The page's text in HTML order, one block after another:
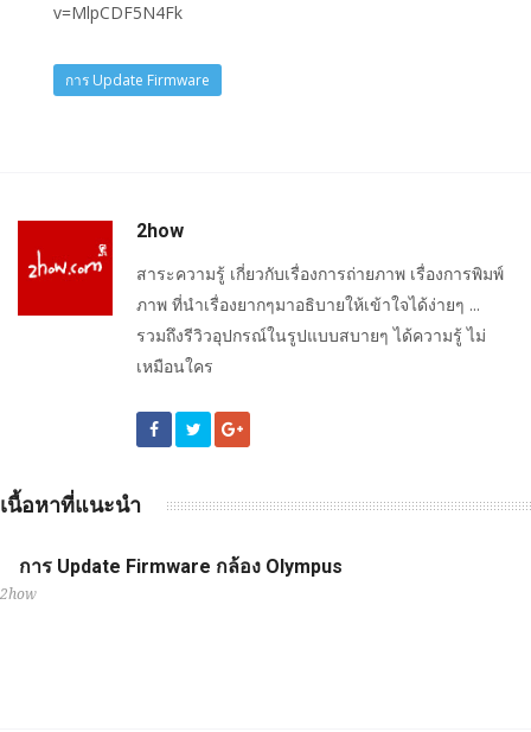
v=MlpCDF5N4Fk
การ Update Firmware
2how
สาระความรู้ เกี่ยวกับเรื่องการถ่ายภาพ เรื่องการพิมพ์
ภาพ ที่นำเรื่องยากๆมาอธิบายให้เข้าใจได้ง่ายๆ ...
รวมถึงรีวิวอุปกรณ์ในรูปแบบสบายๆ ได้ความรู้ ไม่
เหมือนใคร
เนื้อหาที่แนะนำ
การ Update Firmware กล้อง Olympus
2how